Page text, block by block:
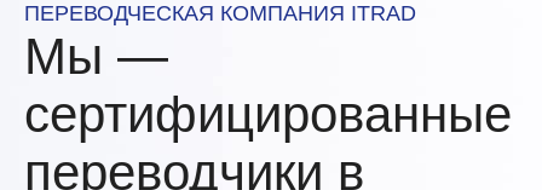
ПЕРЕВОДЧЕСКАЯ КОМПАНИЯ ITRAD
Мы —
сертифицированные
переводчики в